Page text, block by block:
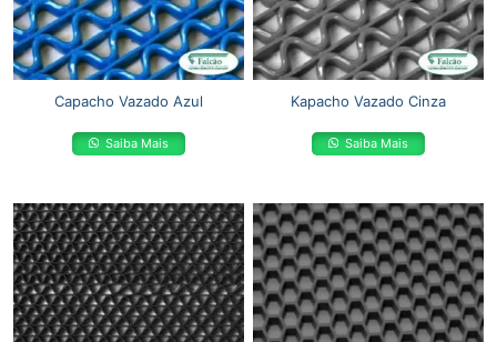
Capacho Vazado Azul
Saiba Mais
Kapacho Vazado Cinza
Saiba Mais